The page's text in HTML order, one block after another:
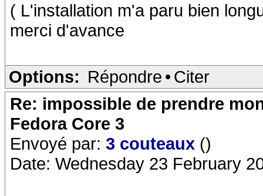
( L'installation m'a paru bien
merci d'avance
Options: Répondre • Citer
Re: impossible de prendre
Fedora Core 3
Envoyé par: 3 couteaux ()
Date: Wednesday 23 February